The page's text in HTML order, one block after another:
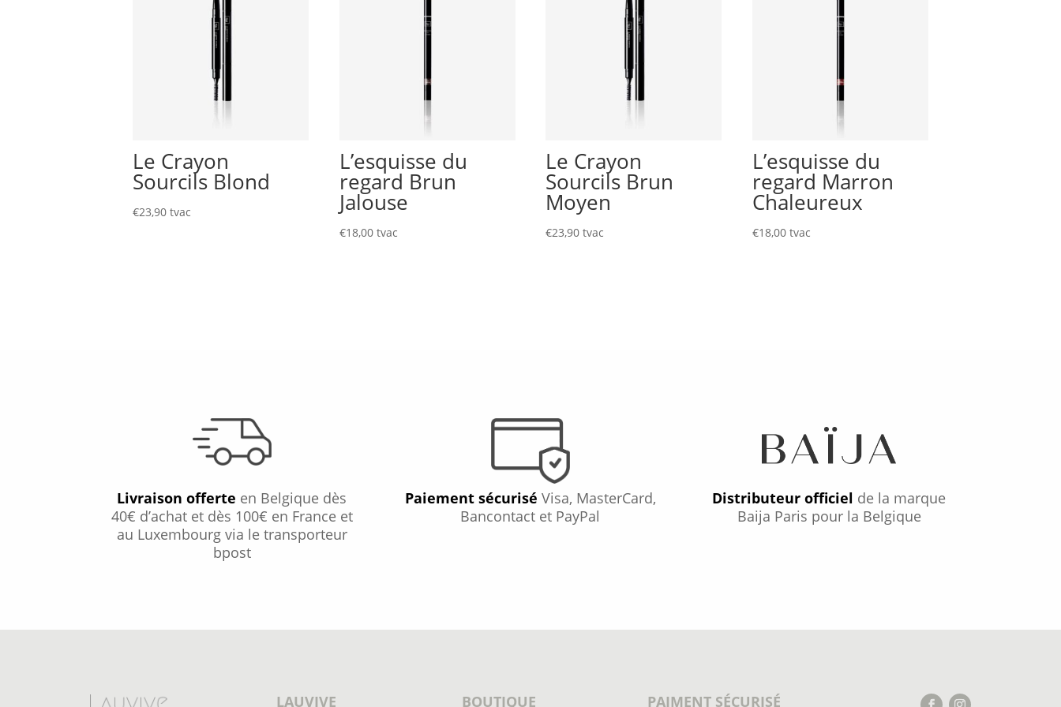
Le Crayon
Sourcils Blond
€23,90 tvac
L’esquisse du
regard Brun
Jalouse
€18,00 tvac
Le Crayon
Sourcils Brun
Moyen
€23,90 tvac
L’esquisse du
regard Marron
Chaleureux
€18,00 tvac
Livraison offerte en Belgique dès
40€ d’achat et dès 100€ en France et
au Luxembourg via le transporteur
bpost
Paiement sécurisé Visa, MasterCard,
Bancontact et PayPal
Distributeur officiel de la marque
Baija Paris pour la Belgique
LAUVIVE BOUTIQUE PAIMENT SÉCURISÉ